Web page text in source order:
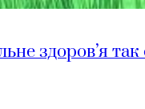
здоров’я